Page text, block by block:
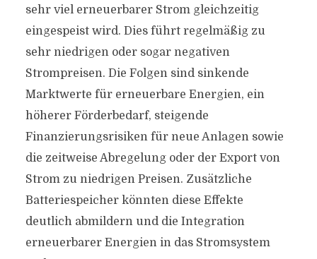
sehr viel erneuerbarer Strom gleichzeitig
eingespeist wird. Dies führt regelmäßig zu
sehr niedrigen oder sogar negativen
Strompreisen. Die Folgen sind sinkende
Marktwerte für erneuerbare Energien, ein
höherer Förderbedarf, steigende
Finanzierungsrisiken für neue Anlagen sowie
die zeitweise Abregelung oder der Export von
Strom zu niedrigen Preisen. Zusätzliche
Batteriespeicher könnten diese Effekte
deutlich abmildern und die Integration
erneuerbarer Energien in das Stromsystem